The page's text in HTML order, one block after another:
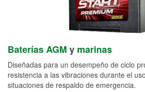
Baterías AGM y marinas
Diseñadas para un desempeño de ciclo
resistencia a las vibraciones durante el
situaciones de respaldo de emergencia.